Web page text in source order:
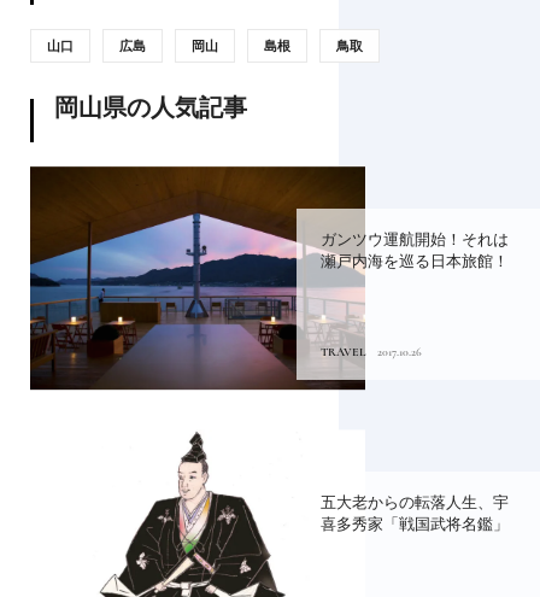
山口 広島 岡山 島根 鳥取
岡山県の人気記事
ガンツウ運航開始！それは
瀬戸内海を巡る日本旅館！
TRAVEL 2017.10.26
五大老からの転落人生、宇
喜多秀家「戦国武将名鑑」